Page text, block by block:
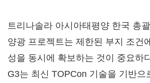
트리나솔라 아시아태평양 한국 총
양광 프로젝트는 제한된 부지 조건
성을 동시에 확보하는 것이 중요하
G3는 최신 TOPCon 기술을 기반으